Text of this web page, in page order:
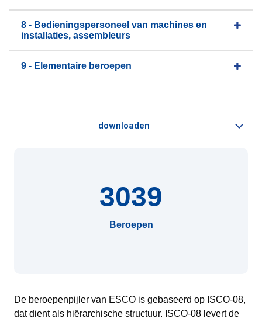
8 - Bedieningspersoneel van machines en
installaties, assembleurs
9 - Elementaire beroepen
3039
Beroepen
De beroepenpijler van ESCO is gebaseerd op ISCO-08,
dat dient als hiërarchische structuur. ISCO-08 levert de